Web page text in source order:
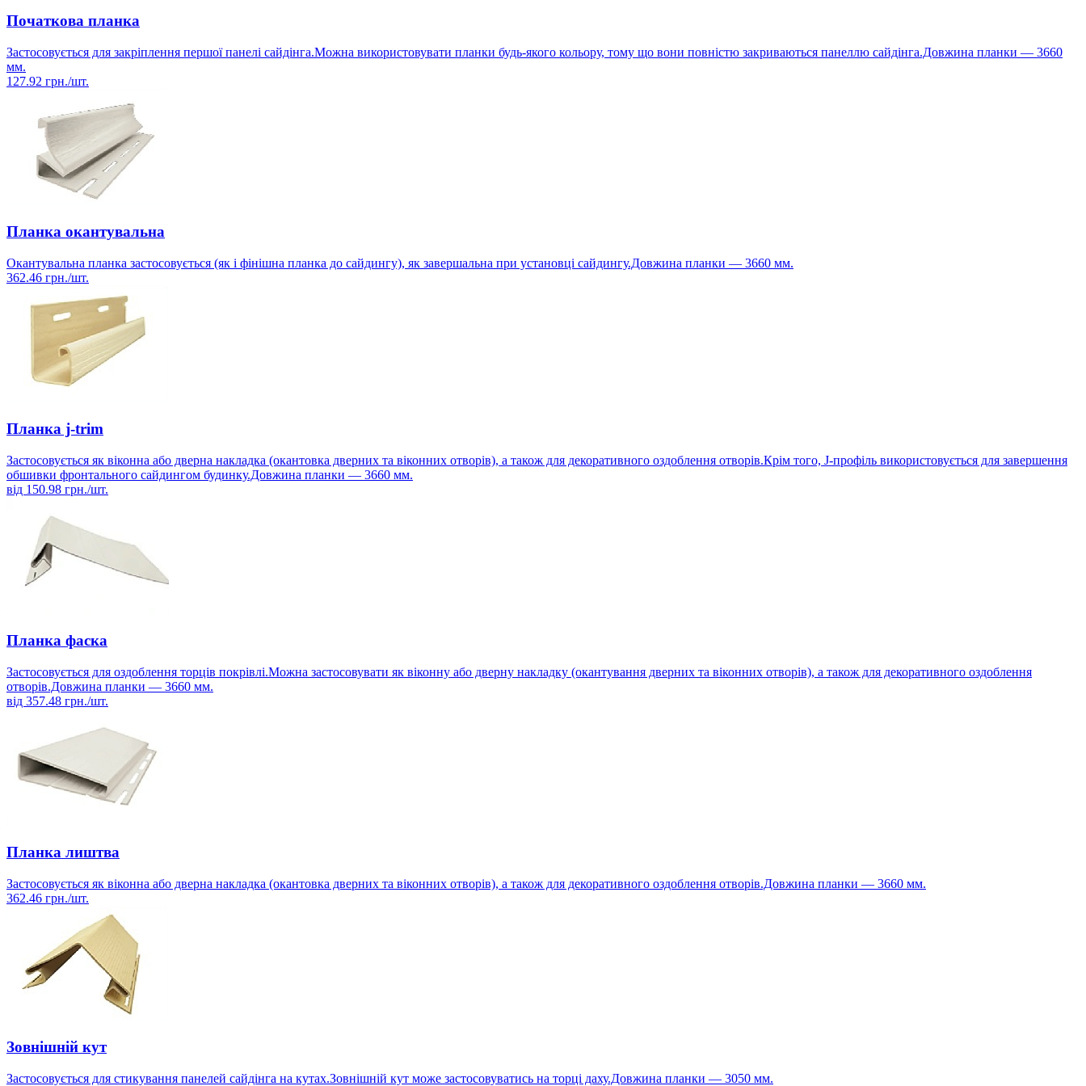
Початкова планка
Застосовується для закріплення першої панелі сайдінга.Можна використовувати планки будь-якого кольору, тому що вони повністю закриваються панеллю сайдінга.Довжина планки — 3660
мм.
127.92 грн./шт.
Планка окантувальна
Окантувальна планка застосовується (як і фінішна планка до сайдингу), як завершальна при установці сайдингу.Довжина планки — 3660 мм.
362.46 грн./шт.
Планка j-trim
Застосовується як віконна або дверна накладка (окантовка дверних та віконних отворів), а також для декоративного оздоблення отворів.Крім того, J-профіль використовується для завершення
обшивки фронтального сайдингом будинку.Довжина планки — 3660 мм.
від 150.98 грн./шт.
Планка фаска
Застосовується для оздоблення торців покрівлі.Можна застосовувати як віконну або дверну накладку (окантування дверних та віконних отворів), а також для декоративного оздоблення
отворів.Довжина планки — 3660 мм.
від 357.48 грн./шт.
Планка лиштва
Застосовується як віконна або дверна накладка (окантовка дверних та віконних отворів), а також для декоративного оздоблення отворів.Довжина планки — 3660 мм.
362.46 грн./шт.
Зовнішній кут
Застосовується для стикування панелей сайдінга на кутах.Зовнішній кут може застосовуватись на торці даху.Довжина планки — 3050 мм.